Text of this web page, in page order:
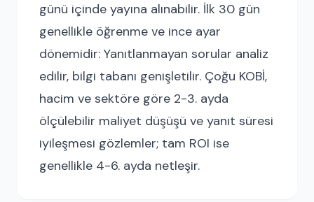
günü içinde yayına alınabilir. İlk 30 gün
genellikle öğrenme ve ince ayar
dönemidir: Yanıtlanmayan sorular analiz
edilir, bilgi tabanı genişletilir. Çoğu KOBİ,
hacim ve sektöre göre 2-3. ayda
ölçülebilir maliyet düşüşü ve yanıt süresi
iyileşmesi gözlemler; tam ROI ise
genellikle 4-6. ayda netleşir.